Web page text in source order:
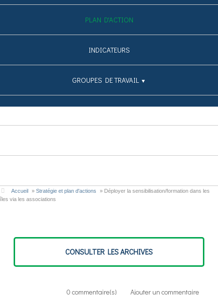
PLAN D'ACTION
INDICATEURS
GROUPES DE TRAVAIL ▼
Accueil » Stratégie et plan d'actions » Déployer la sensibilisation/formation dans les
îles via les associations
CONSULTER LES ARCHIVES
0 commentaire(s) Ajouter un commentaire